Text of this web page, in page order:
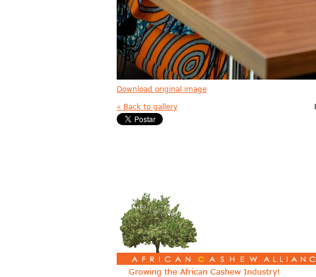
Download original image
« Back to gallery